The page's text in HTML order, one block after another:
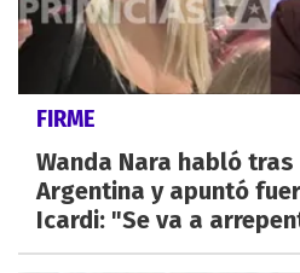
FIRME
Wanda Nara habló
Argentina y apuntó
Icardi: "Se va a